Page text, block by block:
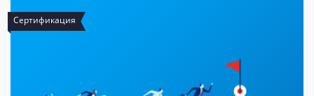
Сертификация